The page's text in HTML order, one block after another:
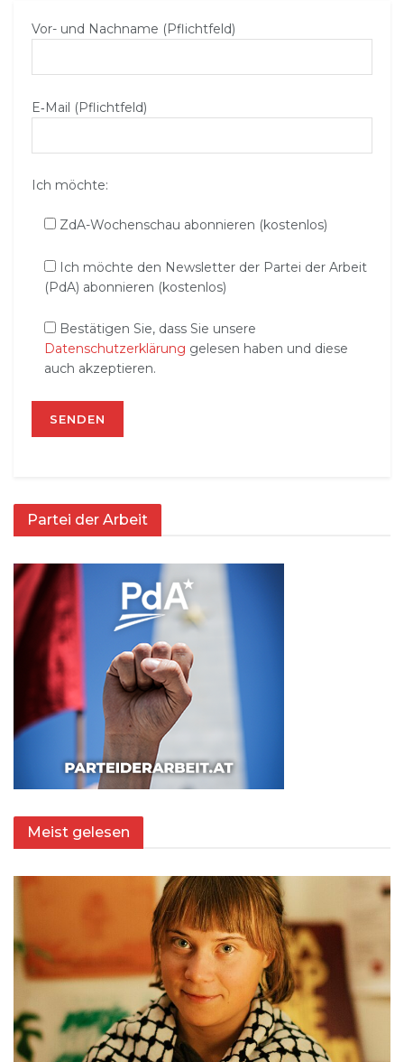
Vor- und Nachname (Pflichtfeld)
E‑Mail (Pflichtfeld)
Ich möchte:
ZdA-Wochenschau abonnieren (kostenlos)
Ich möchte den Newsletter der Partei der Arbeit
(PdA) abonnieren (kostenlos)
Bestätigen Sie, dass Sie unsere
Datenschutzerklärung gelesen haben und diese
auch akzeptieren.
Partei der Arbeit
Meist gelesen